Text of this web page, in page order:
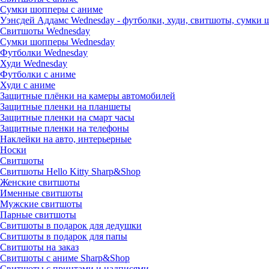
Сумки шопперы с аниме
Уэнсдей Аддамс Wednesday - футболки, худи, свитшоты, сумки
Свитшоты Wednesday
Сумки шопперы Wednesday
Футболки Wednesday
Худи Wednesday
Футболки с аниме
Худи с аниме
Защитные плёнки на камеры автомобилей
Защитные пленки на планшеты
Защитные пленки на смарт часы
Защитные пленки на телефоны
Наклейки на авто, интерьерные
Носки
Свитшоты
Cвитшоты Hello Kitty Sharp&Shop
Женские свитшоты
Именные свитшоты
Мужские свитшоты
Парные свитшоты
Свитшоты в подарок для дедушки
Свитшоты в подарок для папы
Свитшоты на заказ
Свитшоты с аниме Sharp&Shop